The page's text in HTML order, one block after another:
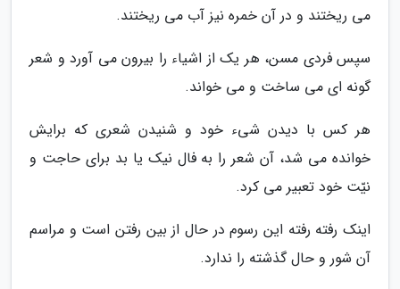
می ریختند و در آن خمره نیز آب می ریختند.
سپس فردی مسن، هر یک از اشیاء را بیرون می آورد و شعر
گونه ای می ساخت و می خواند.
هر کس با دیدن شیء خود و شنیدن شعری که برایش
خوانده می شد، آن شعر را به فال نیک یا بد برای حاجت و
نیّت خود تعبیر می کرد.
اینک رفته رفته این رسوم در حال از بین رفتن است و مراسم
آن شور و حال گذشته را ندارد.